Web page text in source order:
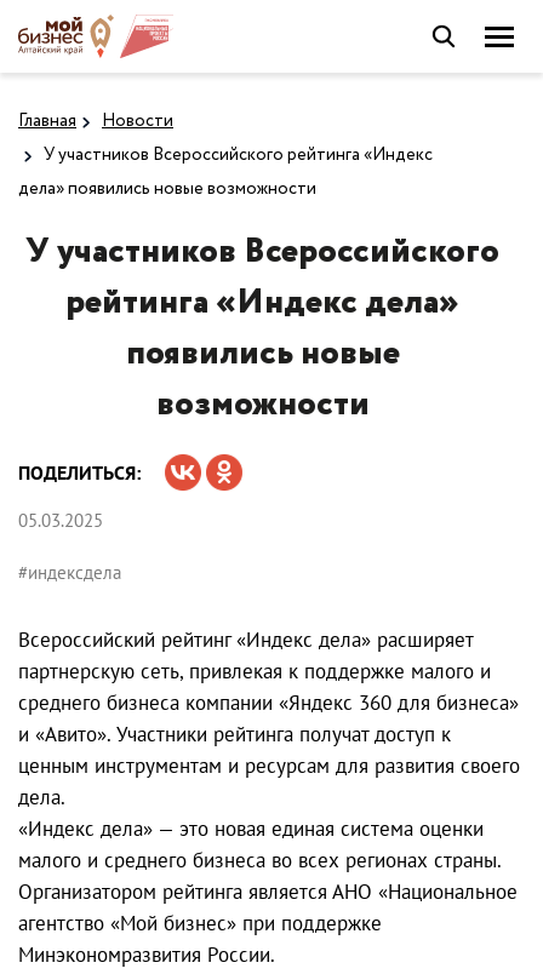
Главная
Новости
У участников Всероссийского рейтинга «Индекс
дела» появились новые возможности
У участников Всероссийского
рейтинга «Индекс дела»
появились новые
возможности
ПОДЕЛИТЬСЯ:
05.03.2025
#индексдела
Всероссийский рейтинг «Индекс дела» расширяет
партнерскую сеть, привлекая к поддержке малого и
среднего бизнеса компании «Яндекс 360 для бизнеса»
и «Авито». Участники рейтинга получат доступ к
ценным инструментам и ресурсам для развития своего
дела.
«Индекс дела» — это новая единая система оценки
малого и среднего бизнеса во всех регионах страны.
Организатором рейтинга является АНО «Национальное
агентство «Мой бизнес» при поддержке
Минэкономразвития России.